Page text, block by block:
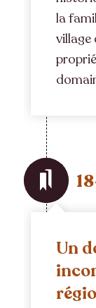
la
village
Un